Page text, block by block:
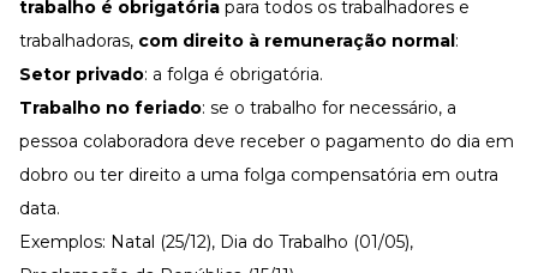
trabalho é obrigatória para todos os trabalhadores e
trabalhadoras, com direito à remuneração normal:
Setor privado: a folga é obrigatória.
Trabalho no feriado: se o trabalho for necessário, a
pessoa colaboradora deve receber o pagamento do dia em
dobro ou ter direito a uma folga compensatória em outra
data.
Exemplos: Natal (25/12), Dia do Trabalho (01/05),